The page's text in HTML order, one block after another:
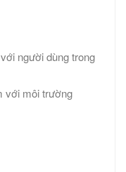
người dùng trong
với môi trường